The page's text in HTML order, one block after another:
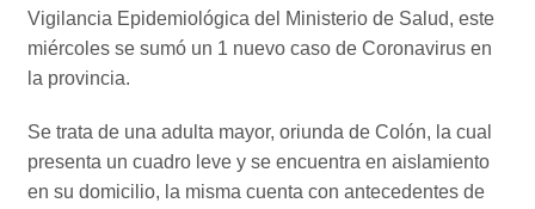
Vigilancia Epidemiológica del Ministerio de Salud, este
miércoles se sumó un 1 nuevo caso de Coronavirus en
la provincia.
Se trata de una adulta mayor, oriunda de Colón, la cual
presenta un cuadro leve y se encuentra en aislamiento
en su domicilio, la misma cuenta con antecedentes de